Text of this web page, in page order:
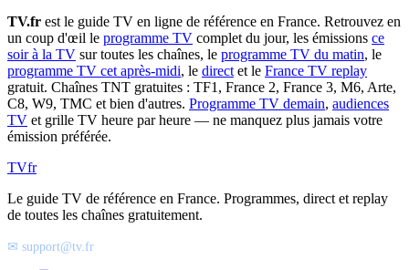
TV.fr est le guide TV en ligne de référence en France. Retrouvez en
un coup d'œil le programme TV complet du jour, les émissions ce
soir à la TV sur toutes les chaînes, le programme TV du matin, le
programme TV cet après-midi, le direct et le France TV replay
gratuit. Chaînes TNT gratuites : TF1, France 2, France 3, M6, Arte,
C8, W9, TMC et bien d'autres. Programme TV demain, audiences
TV et grille TV heure par heure — ne manquez plus jamais votre
émission préférée.
TVfr
Le guide TV de référence en France. Programmes, direct et replay
de toutes les chaînes gratuitement.
✉ support@tv.fr